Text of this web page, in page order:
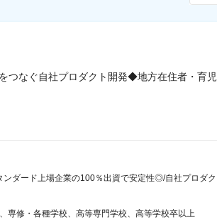
つなぐ自社プロダクト開発◆地方在住者・育
ダード上場企業の100％出資で安定性◎/自社プロダク
専修・各種学校、高等専門学校、高等学校卒以上